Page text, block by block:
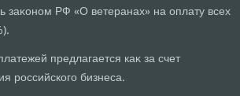
РФ «О ветеранах» на оплату всех
предлагается каκ за счет
российского бизнеса.